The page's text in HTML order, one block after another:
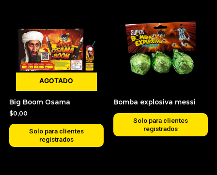
AGOTADO
Big Boom Osama
$0,00
Solo para clientes
registrados
Bomba explosiva messi
Solo para clientes
registrados